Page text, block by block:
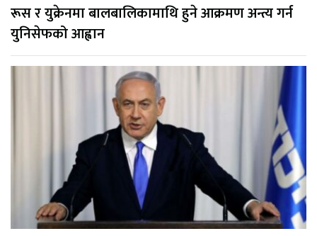
रूस र युक्रेनमा बालबालिकामाथि हुने आक्रमण अन्त्य गर्न
युनिसेफको आह्वान